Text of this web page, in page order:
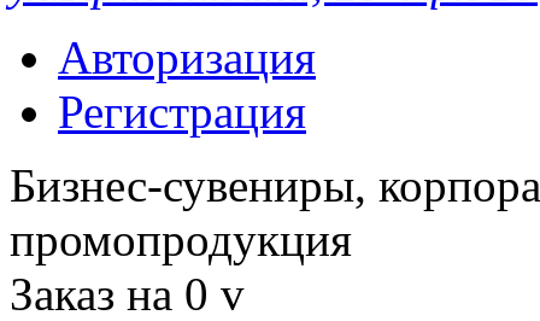
Авторизация
Регистрация
Бизнес-сувениры,
промопродукция
Заказ на 0 v